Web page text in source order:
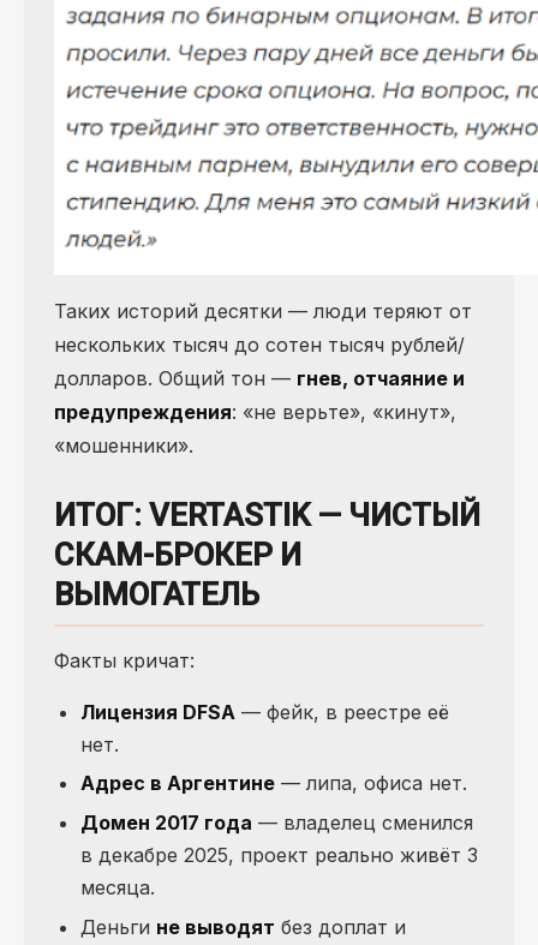
Таких историй десятки — люди теряют от
нескольких тысяч до сотен тысяч рублей/
долларов. Общий тон — гнев, отчаяние и
предупреждения: «не верьте», «кинут»,
«мошенники».
ИТОГ: VERTASTIK — ЧИСТЫЙ
СКАМ-БРОКЕР И
ВЫМОГАТЕЛЬ
Факты кричат:
Лицензия DFSA — фейк, в реестре её
нет.
Адрес в Аргентине — липа, офиса нет.
Домен 2017 года — владелец сменился
в декабре 2025, проект реально живёт 3
месяца.
Деньги не выводят без доплат и